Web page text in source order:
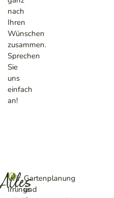
nach
Ihren
Wünschen
zusammen.
Sprechen
Sie
uns
einfach
an!
Alles
Wir
Irrlings
Gartenplanung
und